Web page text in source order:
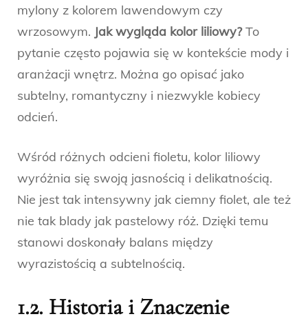
mylony z kolorem lawendowym czy
wrzosowym. Jak wygląda kolor liliowy?To
pytanie często pojawia się w kontekście mody i
aranżacji wnętrz. Można go opisać jako
subtelny, romantyczny i niezwykle kobiecy
odcień.
Wśród różnych odcieni fioletu, kolor liliowy
wyróżnia się swoją jasnością i delikatnością.
Nie jest tak intensywny jak ciemny fiolet, ale też
nie tak blady jak pastelowy róż. Dzięki temu
stanowi doskonały balans między
wyrazistością a subtelnością.
1.2. Historia i Znaczenie